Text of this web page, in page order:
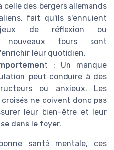
celle des bergers allemands
fait qu'ils s'ennuient
de réflexion ou
nouveaux tours sont
leur quotidien.
: Un manque
peut conduire à des
ou anxieux. Les
ne doivent donc pas
leur bien-être et leur
dans le foyer.
santé mentale, ces